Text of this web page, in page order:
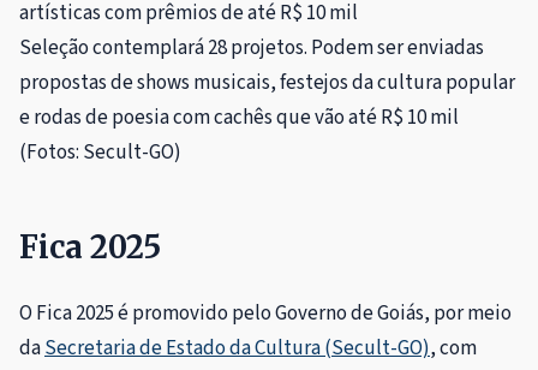
Seleção contemplará 28 projetos. Podem ser enviadas
propostas de shows musicais, festejos da cultura popular
e rodas de poesia com cachês que vão até R$ 10 mil
(Fotos: Secult-GO)
Fica 2025
O Fica 2025 é promovido pelo Governo de Goiás, por meio
daSecretaria de Estado da Cultura (Secult-GO), com